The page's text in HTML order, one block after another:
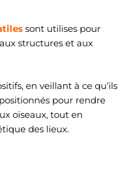
sont utilises pour
structures et aux
en veillant à ce qu’ils
pour rendre
oiseaux, tout en
des lieux.